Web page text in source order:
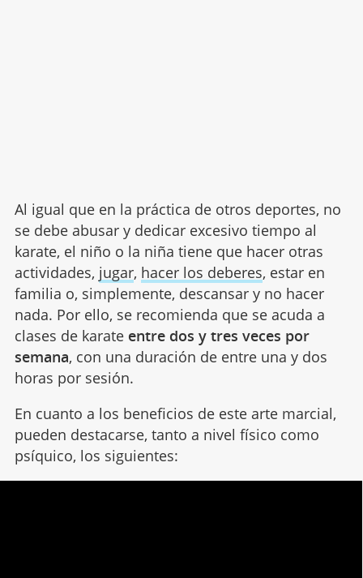
Al igual que en la práctica de otros deportes, no
se debe abusar y dedicar excesivo tiempo al
karate, el niño o la niña tiene que hacer otras
actividades, jugar, hacer los deberes, estar en
familia o, simplemente, descansar y no hacer
nada. Por ello, se recomienda que se acuda a
clases de karate entre dos y tres veces por
semana, con una duración de entre una y dos
horas por sesión.
En cuanto a los beneficios de este arte marcial,
pueden destacarse, tanto a nivel físico como
psíquico, los siguientes: